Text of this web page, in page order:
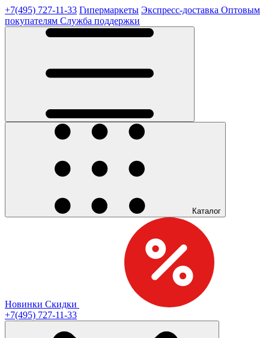
+7(495) 727-11-33 Гипермаркеты Экспресс-доставка Оптовым
покупателям Служба поддержки
Каталог
Новинки Скидки
+7(495) 727-11-33